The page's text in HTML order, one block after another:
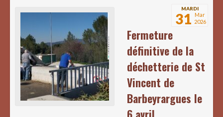
MARDI
31 Mar
2026
Fermeture
définitive de la
déchetterie de St
Vincent de
Barbeyrargues le